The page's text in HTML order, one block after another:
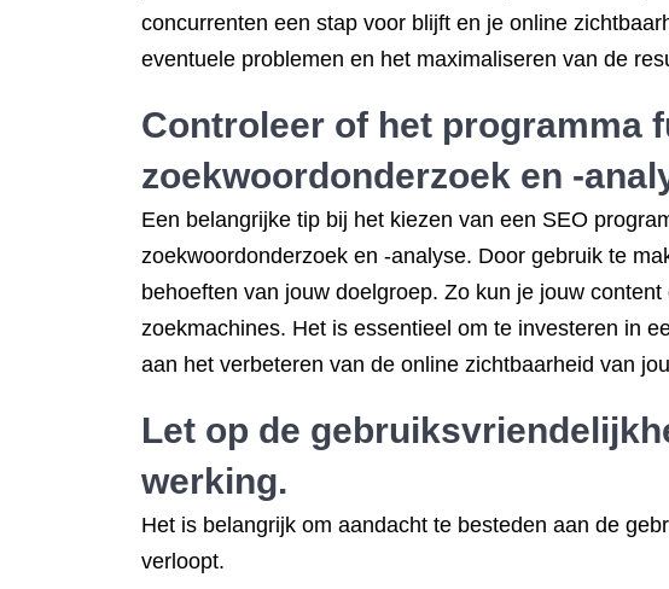
concurrenten een stap voor blijft en je online
eventuele problemen en het maximaliseren van de
Controleer of het programma
zoekwoordonderzoek en -
Een belangrijke tip bij het kiezen van een SEO
zoekwoordonderzoek en -analyse. Door gebruik te
behoeften van jouw doelgroep. Zo kun je jouw
zoekmachines. Het is essentieel om te investeren in
aan het verbeteren van de online zichtbaarheid van
Let op de
werking.
Het is belangrijk om aandacht te besteden aan de
verloopt.